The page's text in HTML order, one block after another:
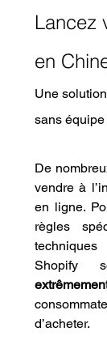
Lancez
en
Une
sans
De
vendre à
en ligne.
règles
Shopify
d’acheter.